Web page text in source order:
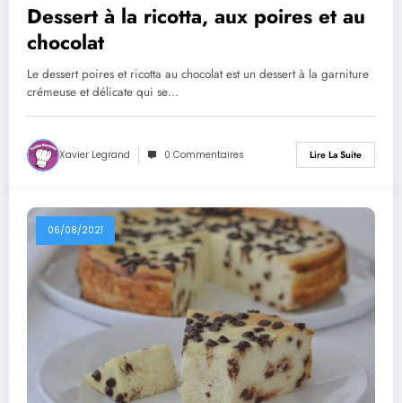
Dessert à la ricotta, aux poires et au
chocolat
Le dessert poires et ricotta au chocolat est un dessert à la garniture
crémeuse et délicate qui se…
Xavier Legrand 0 Commentaires Lire La Suite
06/08/2021